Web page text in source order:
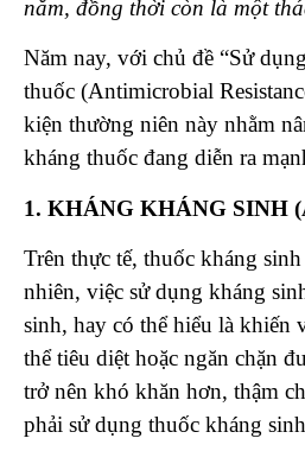
năm, đồng thời còn là một
Năm nay, với chủ đề “Sử
thuốc (Antimicrobial
kiện thường niên này nhằm
kháng thuốc đang diễn ra
1. KHÁNG KHÁNG SINH
Trên thực tế, thuốc kháng
nhiên, việc sử dụng kháng
sinh, hay có thể hiểu là khiến
thể tiêu diệt hoặc ngăn chặn
trở nên khó khăn hơn, thậm
phải sử dụng thuốc kháng